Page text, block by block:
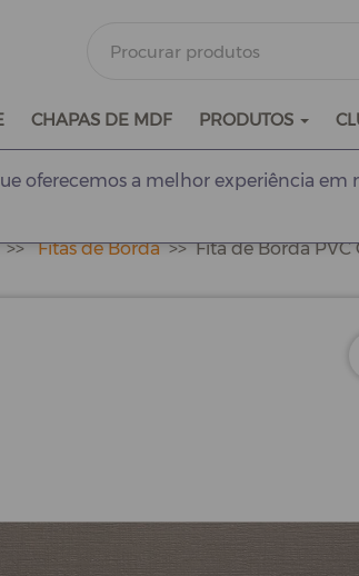
CHAPAS DE MDF PRODUTOS
oferecemos a melhor experiência
Fitas de Borda Fita de Borda